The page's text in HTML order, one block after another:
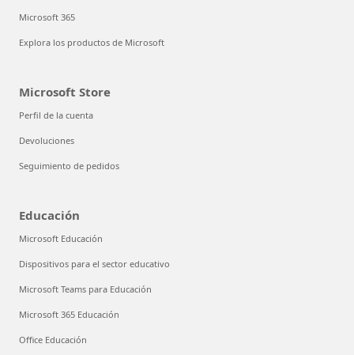
Microsoft 365
Explora los productos de Microsoft
Microsoft Store
Perfil de la cuenta
Devoluciones
Seguimiento de pedidos
Educación
Microsoft Educación
Dispositivos para el sector educativo
Microsoft Teams para Educación
Microsoft 365 Educación
Office Educación